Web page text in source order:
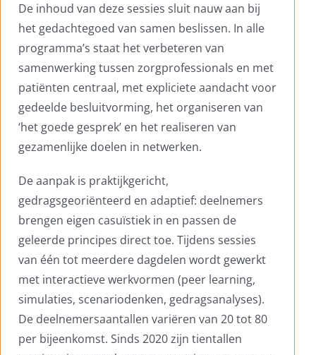
De inhoud van deze sessies sluit nauw aan bij
het gedachtegoed van samen beslissen. In alle
programma’s staat het verbeteren van
samenwerking tussen zorgprofessionals en met
patiënten centraal, met expliciete aandacht voor
gedeelde besluitvorming, het organiseren van
‘het goede gesprek’ en het realiseren van
gezamenlijke doelen in netwerken.
De aanpak is praktijkgericht,
gedragsgeoriënteerd en adaptief: deelnemers
brengen eigen casuïstiek in en passen de
geleerde principes direct toe. Tijdens sessies
van één tot meerdere dagdelen wordt gewerkt
met interactieve werkvormen (peer learning,
simulaties, scenariodenken, gedragsanalyses).
De deelnemersaantallen variëren van 20 tot 80
per bijeenkomst. Sinds 2020 zijn tientallen